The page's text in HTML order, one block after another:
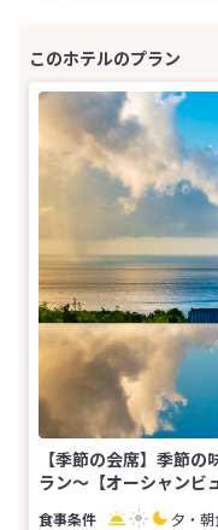
【季節の会席】季節
ラン～【オーシャンビ
夕・朝